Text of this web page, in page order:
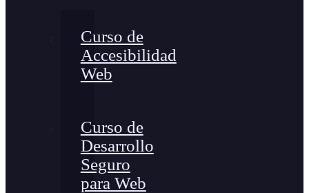
Curso de
Accesibilidad
Web
Curso de
Desarrollo
Seguro
para Web